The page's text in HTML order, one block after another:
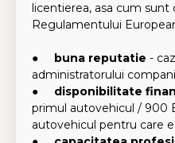
licentierea, asa cum
Regulamentului
● buna reputatie -
administratorului
● disponibilitate
primul autovehicul / 900
autovehicul pentru care